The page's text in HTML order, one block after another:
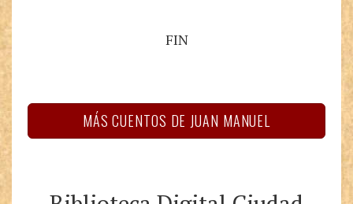
FIN
MÁS CUENTOS DE JUAN MANUEL